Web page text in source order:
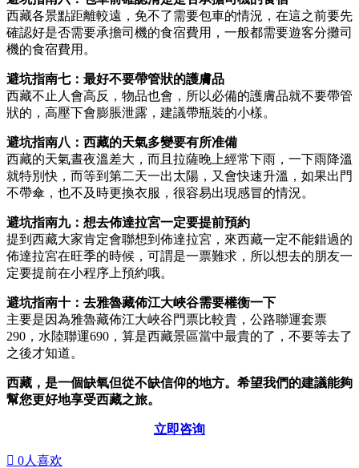
西藏各景點距離較遠，免不了需要包車的情況，在這之前要先
確認好是否需要承擔司機的食宿費用，一般都需要遊客分攤司
機的食宿費用。
避坑指南七：最好不要帶管狀的護膚品
西藏不止人會高反，物品也會，所以必備的護膚品就不要帶管
狀的，高壓下會膨脹泄露，建議帶瓶裝的小樣。
避坑指南八：西藏的天氣多變要有所准備
西藏的天氣晝夜溫差大，而且拉薩晚上經常下雨，一下雨降溫
就特別快，而等到第二天一出太陽，又會快速升溫，如果出門
不帶傘，也不及時更換衣服，很容易出現感冒的情況。
避坑指南九：想去佈達拉宮一定要提前預約
提到西藏大家肯定會聯想到佈達拉宮，來西藏一定不能錯過的
佈達拉宮在旺季的時候，可謂是一票難求，所以想去的朋友一
定要提前在小程序上預約哦。
避坑指南十：去雅魯藏佈江大峽谷需要權衡一下
主要是因為雅魯藏佈江大峽谷門票比較貴，公路聯運套票
290，水陸聯運690，算是西藏景區當中最貴的了，不要等去了
之後才知道。
西藏，是一個缺氧但從不缺信仰的地方。希望我們的建議能夠
幫您更好地享受西藏之旅。
立即咨询
 0人喜欢